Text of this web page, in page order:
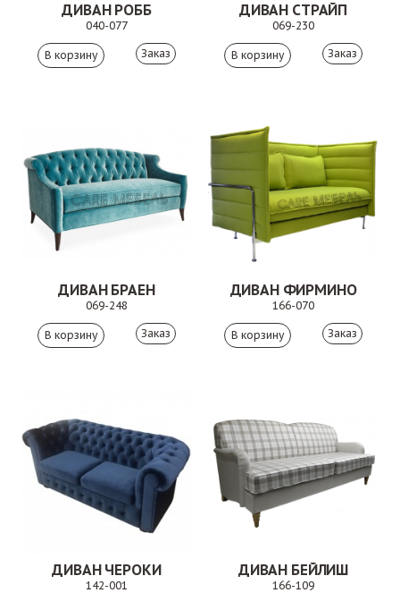
ДИВАН РОББ
040-077
Заказ
ДИВАН СТРАЙП
069-230
Заказ
ДИВАН БРАЕН
069-248
Заказ
ДИВАН ФИРМИНО
166-070
Заказ
ДИВАН ЧЕРОКИ
142-001
ДИВАН БЕЙЛИШ
166-109